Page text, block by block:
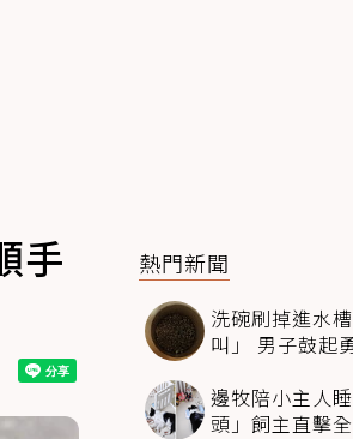
手 熱門新聞
洗碗刷掉進水
叫」 男子鼓起
邊牧陪小主人
頭」飼主直擊